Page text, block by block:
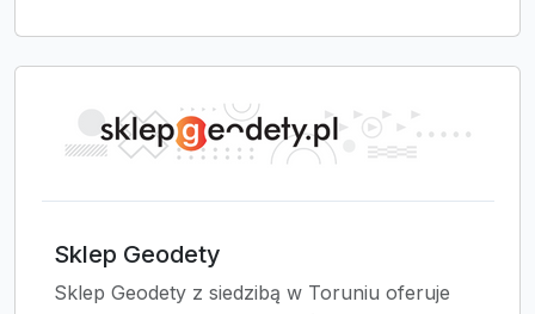
Sklep Geodety
Sklep Geodety z siedzibą w Toruniu oferuje